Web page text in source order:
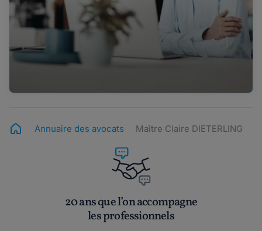
Annuaire des avocats Maître Claire DIETERLING
20 ans que l’on accompagne
les professionnels